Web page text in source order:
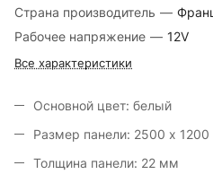
Страна производитель —
Рабочее напряжение — 12V
Все характеристики
Основной цвет: белый
Размер панели: 2500 x 1200
Толщина панели: 22 мм